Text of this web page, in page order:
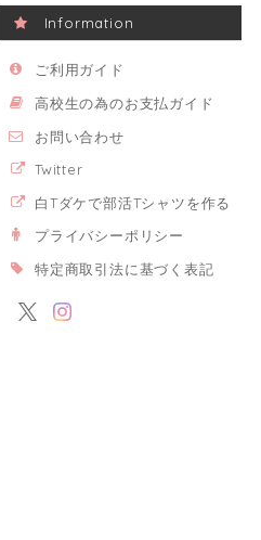
Information
ご利用ガイド
高校生の為のお支払ガイド
お問い合わせ
Twitter
白Tダケで部活Tシャツを作る
プライバシーポリシー
特定商取引法に基づく表記